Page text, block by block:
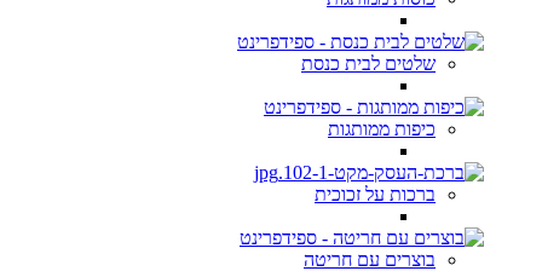
שלטים לבית כנסת
כיפות ממותגות
ברכות על זכוכית
בוצרים עם חריטה